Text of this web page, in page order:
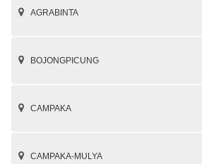
AGRABINTA
BOJONGPICUNG
CAMPAKA
CAMPAKA-MULYA